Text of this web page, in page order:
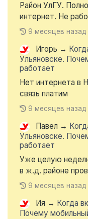
Район УлГУ.
интернет. Не
9 месяцев назад
Игорь →
Ульяновске.
работает
Нет интернета в
связь платим
9 месяцев назад
Павел →
Ульяновске.
работает
Уже целую
в ж.д. районе
9 месяцев назад
Ия → Когда
Почему